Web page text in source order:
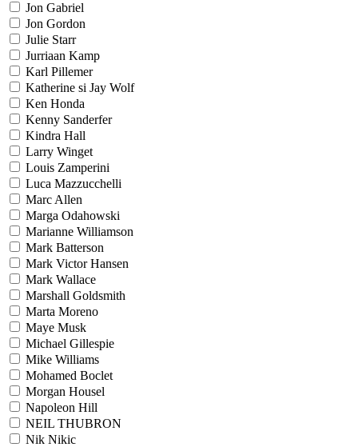
Jon Gabriel
Jon Gordon
Julie Starr
Jurriaan Kamp
Karl Pillemer
Katherine si Jay Wolf
Ken Honda
Kenny Sanderfer
Kindra Hall
Larry Winget
Louis Zamperini
Luca Mazzucchelli
Marc Allen
Marga Odahowski
Marianne Williamson
Mark Batterson
Mark Victor Hansen
Mark Wallace
Marshall Goldsmith
Marta Moreno
Maye Musk
Michael Gillespie
Mike Williams
Mohamed Boclet
Morgan Housel
Napoleon Hill
NEIL THUBRON
Nik Nikic